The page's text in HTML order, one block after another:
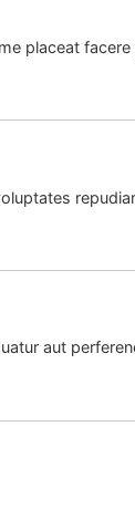
placeat
aut